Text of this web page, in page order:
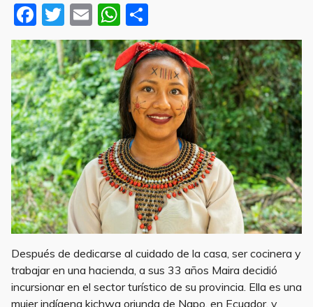
F
a
c
e
b
o
o
k
T
w
it
te
r
E
m
ai
l
W
h
at
s
A
p
p
h
ar
e
Después de dedicarse al cuidado de la casa, ser cocinera y
trabajar en una hacienda, a sus 33 años Maira decidió
incursionar en el sector turístico de su provincia. Ella es una
mujer indígena kichwa oriunda de Napo, en Ecuador, y